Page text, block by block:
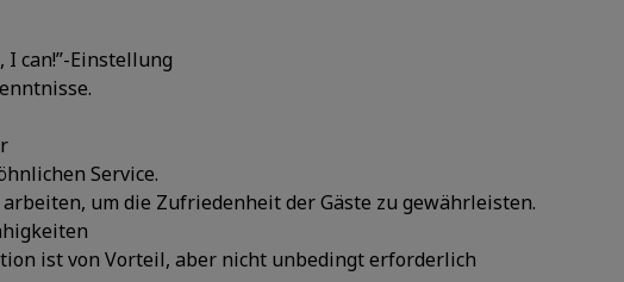
can!”-Einstellung
Service.
um die Zufriedenheit der Gäste zu gewährleisten.
ist von Vorteil, aber nicht unbedingt erforderlich